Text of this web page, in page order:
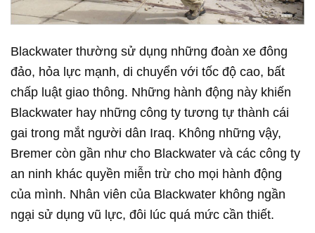
Blackwater thường sử dụng những đoàn xe đông
đảo, hỏa lực mạnh, di chuyển với tốc độ cao, bất
chấp luật giao thông. Những hành động này khiến
Blackwater hay những công ty tương tự thành cái
gai trong mắt người dân Iraq. Không những vậy,
Bremer còn gần như cho Blackwater và các công ty
an ninh khác quyền miễn trừ cho mọi hành động
của mình. Nhân viên của Blackwater không ngần
ngại sử dụng vũ lực, đôi lúc quá mức cần thiết.